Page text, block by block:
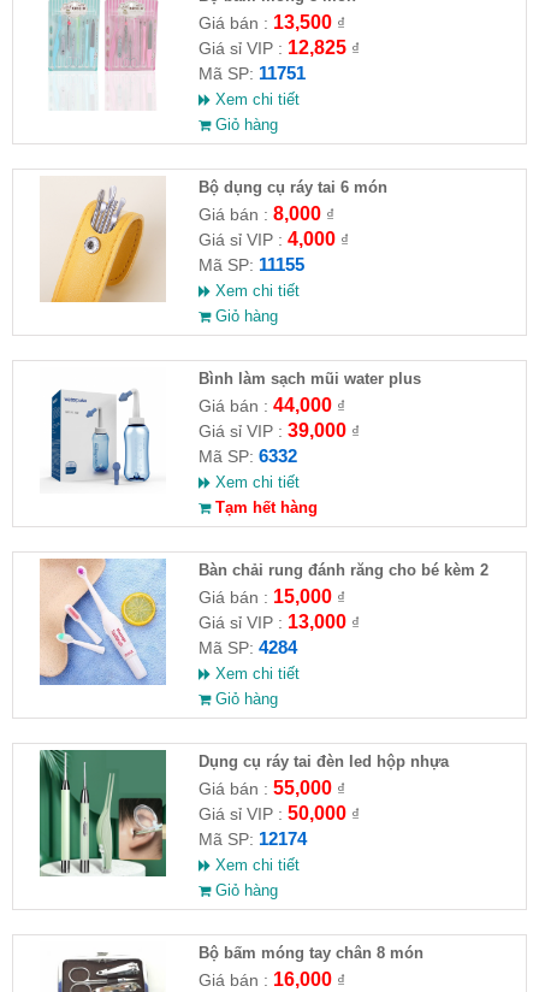
Giá bán : 13,500₫
Giá sỉ VIP : 12,825₫
Mã SP: 11751
Xem chi tiết
Giỏ hàng
Bộ dụng cụ ráy tai 6 món
Giá bán : 8,000₫
Giá sỉ VIP : 4,000₫
Mã SP: 11155
Xem chi tiết
Giỏ hàng
Bình làm sạch mũi water plus
Giá bán : 44,000₫
Giá sỉ VIP : 39,000₫
Mã SP: 6332
Xem chi tiết
Tạm hết hàng
Bàn chải rung đánh răng cho bé kèm 2
đầu bàn chải thay thế
Giá bán : 15,000₫
Giá sỉ VIP : 13,000₫
Mã SP: 4284
Xem chi tiết
Giỏ hàng
Dụng cụ ráy tai đèn led hộp nhựa
Giá bán : 55,000₫
Giá sỉ VIP : 50,000₫
Mã SP: 12174
Xem chi tiết
Giỏ hàng
Bộ bấm móng tay chân 8 món
Giá bán : 16,000₫